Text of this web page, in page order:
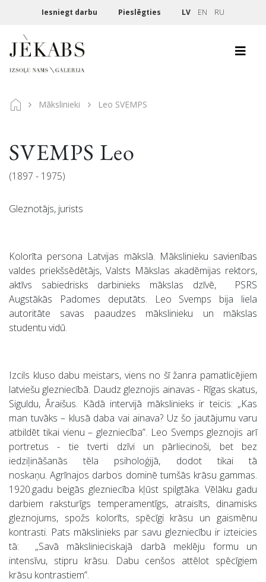
Iesniegt darbu Pieslēgties LV EN RU
Mākslinieki Leo SVEMPS
SVEMPS Leo
(1897 - 1975)
Gleznotājs, jurists
Kolorīta persona Latvijas mākslā. Mākslinieku savienības
valdes priekšsēdētājs, Valsts Mākslas akadēmijas rektors,
aktīvs sabiedrisks darbinieks mākslas dzīvē, PSRS
Augstākās Padomes deputāts. Leo Svemps bija liela
autoritāte savas paaudzes mākslinieku un mākslas
studentu vidū.
Izcils kluso dabu meistars, viens no šī žanra pamatlicējiem
latviešu glezniecībā. Daudz gleznojis ainavas - Rīgas skatus,
Siguldu, Āraišus. Kādā intervijā mākslinieks ir teicis: „Kas
man tuvāks – klusā daba vai ainava? Uz šo jautājumu varu
atbildēt tikai vienu – glezniecība”. Leo Svemps gleznojis arī
portretus - tie tverti dzīvi un pārliecinoši, bet bez
iedziļināšanās tēla psiholoģijā, dodot tikai tā
noskaņu. Agrīnajos darbos dominē tumšās krāsu gammas.
1920.gadu beigās glezniecība kļūst spilgtāka. Vēlāku gadu
darbiem raksturīgs temperamentīgs, atraisīts, dinamisks
gleznojums, spožs kolorīts, spēcīgi krāsu un gaismēnu
kontrasti. Pats mākslinieks par savu glezniecību ir izteicies
tā: „Savā mākslinieciskajā darbā meklēju formu un
intensīvu, stipru krāsu. Dabu cenšos attēlot spēcīgiem
krāsu kontrastiem”.